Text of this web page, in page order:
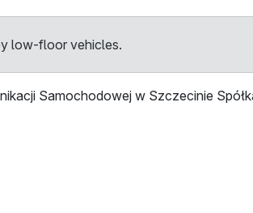
low-floor vehicles.
Samochodowej w Szczecinie
between stops